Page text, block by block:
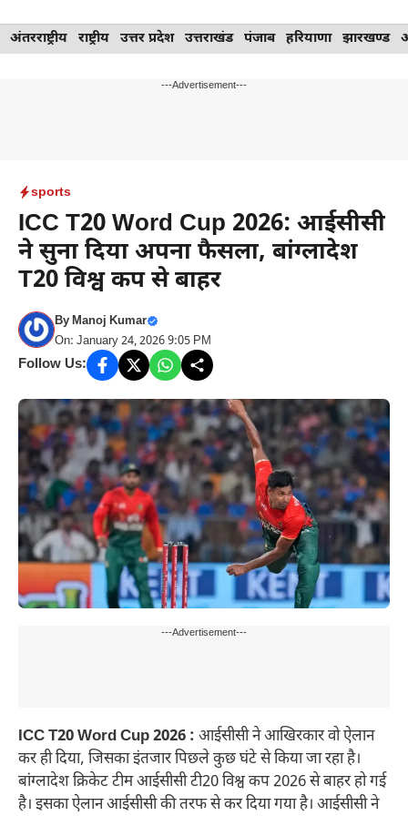
Skip
to
अंतरराष्ट्रीय राष्ट्रीय उत्तर प्रदेश उत्तराखंड पंजाब हरियाणा झारखण्ड
---Advertisement---
sports
ICC T20 Word Cup 2026: आईसीसी
ने सुना दिया अपना फैसला, बांग्लादेश
T20 विश्व कप से बाहर
ByManoj Kumar
On: January 24, 2026 9:05 PM
Follow Us:
---Advertisement---
ICC T20 Word Cup 2026 : आईसीसी ने आखिरकार वो ऐलान
कर ही दिया, जिसका इंतजार पिछले कुछ घंटे से किया जा रहा है।
बांग्लादेश​ क्रिकेट टीम आईसीसी टी20 विश्व कप 2026 से बाहर हो गई
है। इसका ऐलान आईसीसी की तरफ से कर दिया गया है। आईसीसी ने